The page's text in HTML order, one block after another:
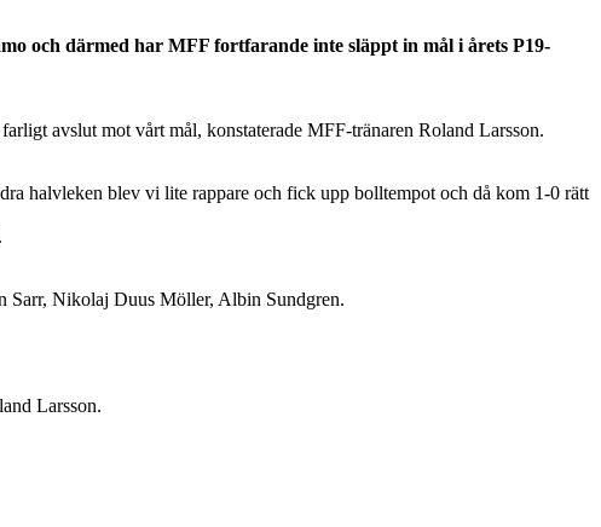
och därmed har MFF fortfarande inte släppt in mål i årets P19-
avslut mot vårt mål, konstaterade MFF-tränaren Roland Larsson.
halvleken blev vi lite rappare och fick upp bolltempot och då kom 1-0 rätt
Sarr, Nikolaj Duus Möller, Albin Sundgren.
Larsson.